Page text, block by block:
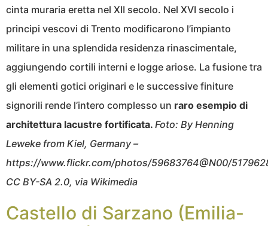
cinta muraria eretta nel XII secolo. Nel XVI secolo i
principi vescovi di Trento modificarono l’impianto
militare in una splendida residenza rinascimentale,
aggiungendo cortili interni e logge ariose. La fusione tra
gli elementi gotici originari e le successive finiture
signorili rende l’intero complesso un raro esempio di
architettura lacustre fortificata. Foto: By Henning
Leweke from Kiel, Germany –
https://www.flickr.com/photos/59683764@N00/
CC BY-SA 2.0, via Wikimedia
Castello di Sarzano (Emilia-